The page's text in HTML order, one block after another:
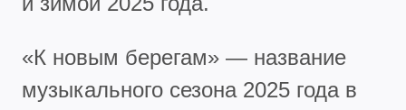
«К новым берегам» — название
музыкального сезона 2025 года в